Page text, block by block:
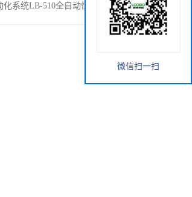
化系统LB-510全自动恒温恒湿称重设备
微信扫一扫